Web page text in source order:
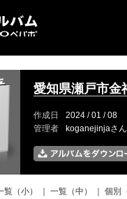
愛知県瀬戸市金
作成日 2024 / 01 / 08
管理者
koganejinjaさん
覧（小） 一覧（中） 個別